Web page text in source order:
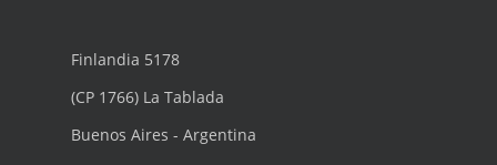
Finlandia 5178
(CP 1766) La Tablada
Buenos Aires - Argentina